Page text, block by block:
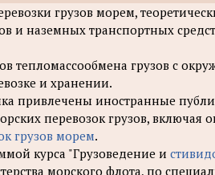
грузов морем,
и наземных транспортных
тепломассообмена грузов с
и хранении.
привлечены иностранные
перевозок грузов,
грузов морем.
курса "Грузоведение и
морского флота, по